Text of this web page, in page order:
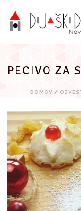
vsebino
PECIVO ZA
DOMOV /